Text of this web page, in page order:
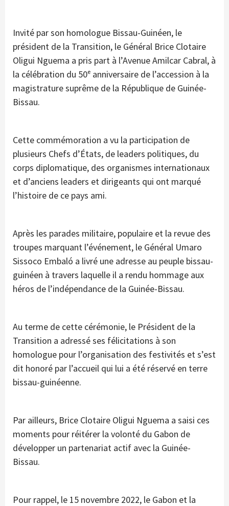
Invité par son homologue Bissau-Guinéen, le
président de la Transition, le Général Brice Clotaire
Oligui Nguema a pris part à l’Avenue Amilcar Cabral, à
la célébration du 50ᵉ anniversaire de l’accession à la
magistrature suprême de la République de Guinée-
Bissau.
Cette commémoration a vu la participation de
plusieurs Chefs d’États, de leaders politiques, du
corps diplomatique, des organismes internationaux
et d’anciens leaders et dirigeants qui ont marqué
l’histoire de ce pays ami.
Après les parades militaire, populaire et la revue des
troupes marquant l’événement, le Général Umaro
Sissoco Embaló a livré une adresse au peuple bissau-
guinéen à travers laquelle il a rendu hommage aux
héros de l’indépendance de la Guinée-Bissau.
Au terme de cette cérémonie, le Président de la
Transition a adressé ses félicitations à son
homologue pour l’organisation des festivités et s’est
dit honoré par l’accueil qui lui a été réservé en terre
bissau-guinéenne.
Par ailleurs, Brice Clotaire Oligui Nguema a saisi ces
moments pour réitérer la volonté du Gabon de
développer un partenariat actif avec la Guinée-
Bissau.
Pour rappel, le 15 novembre 2022, le Gabon et la